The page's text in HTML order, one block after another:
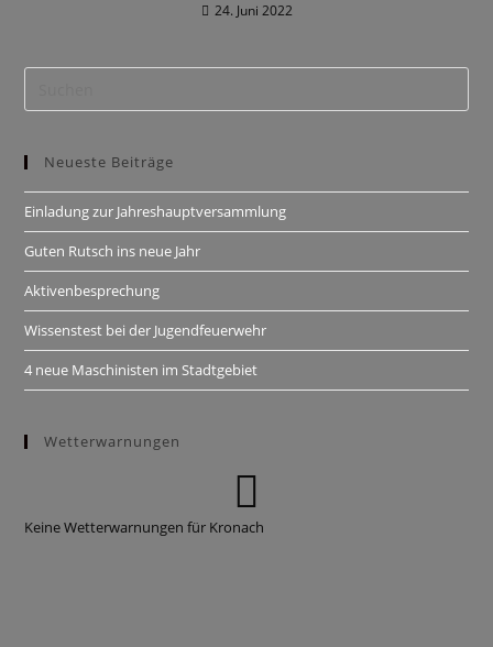
24. Juni 2022
Neueste Beiträge
Einladung zur Jahreshauptversammlung
Guten Rutsch ins neue Jahr
Aktivenbesprechung
Wissenstest bei der Jugendfeuerwehr
4 neue Maschinisten im Stadtgebiet
Wetterwarnungen
Keine Wetterwarnungen für Kronach